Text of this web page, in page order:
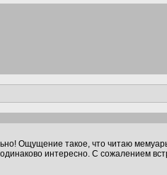
Ощущение такое, что читаю
интересно. С сожалением